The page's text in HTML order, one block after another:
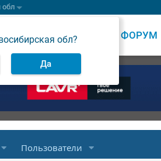
обл
обл?
Да
ВЕСТИ ФОРУМ
Пользователи